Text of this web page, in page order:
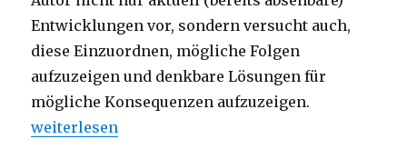
Entwicklungen vor, sondern versucht auch,
diese Einzuordnen, mögliche Folgen
aufzuzeigen und denkbare Lösungen für
mögliche Konsequenzen aufzuzeigen.
„Ethik der Wissenschaft, Rezension, Christoph
weiterlesen